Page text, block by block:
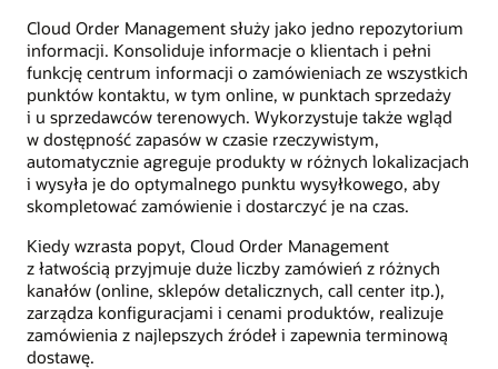
Cloud Order Management służy jako jedno repozytorium
informacji. Konsoliduje informacje o klientach i pełni
funkcję centrum informacji o zamówieniach ze wszystkich
punktów kontaktu, w tym online, w punktach sprzedaży
i u sprzedawców terenowych. Wykorzystuje także wgląd
w dostępność zapasów w czasie rzeczywistym,
automatycznie agreguje produkty w różnych lokalizacjach
i wysyła je do optymalnego punktu wysyłkowego, aby
skompletować zamówienie i dostarczyć je na czas.
Kiedy wzrasta popyt, Cloud Order Management
z łatwością przyjmuje duże liczby zamówień z różnych
kanałów (online, sklepów detalicznych, call center itp.),
zarządza konfiguracjami i cenami produktów, realizuje
zamówienia z najlepszych źródeł i zapewnia terminową
dostawę.